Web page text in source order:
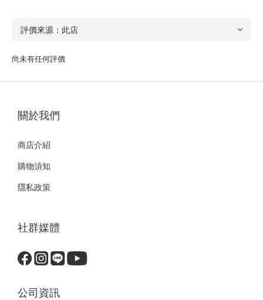
尚未有任何評價
關於我們
商店介紹
購物須知
隱私政策
社群媒體
公司資訊